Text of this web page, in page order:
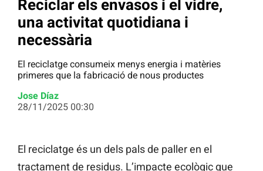
Reciclar els envasos i el vidre,
una activitat quotidiana i
necessària
El reciclatge consumeix menys energia i matèries
primeres que la fabricació de nous productes
Jose Díaz
28/11/2025 00:30
El reciclatge és un dels pals de paller en el
tractament de residus. L’impacte ecològic que